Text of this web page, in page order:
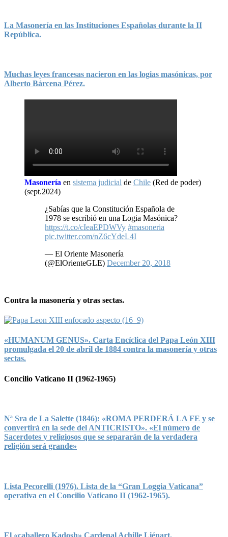
La Masonería en las Instituciones Españolas durante la II
República.
Muchas leyes francesas nacieron en las logias masónicas, por
Alberto Bárcena Pérez.
Masonería en sistema judicial de Chile (Red de poder)
(sept.2024)
¿Sabías que la Constitución Española de
1978 se escribió en una Logia Masónica?
https://t.co/cIeaEPDWVy #masoneria
pic.twitter.com/nZ6cYdeL4I
— El Oriente Masonería
(@ElOrienteGLE) December 20, 2018
Contra la masonería y otras sectas.
«HUMANUM GENUS». Carta Encíclica del Papa León XIII
promulgada el 20 de abril de 1884 contra la masonería y otras
sectas.
Concilio Vaticano II (1962-1965)
Nª Sra de La Salette (1846): «ROMA PERDERÁ LA FE y se
convertirá en la sede del ANTICRISTO». «El número de
Sacerdotes y religiosos que se separarán de la verdadera
religión será grande»
Lista Pecorelli (1976). Lista de la “Gran Loggia Vaticana”
operativa en el Concilio Vaticano II (1962-1965).